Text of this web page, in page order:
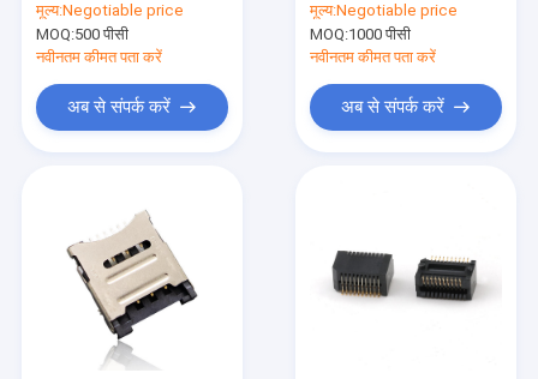
वीडियो
हमारे बारे में
संपर्क 4-60 पिन
मूल्य:Negotiable price
MOQ:500 पीसी
नवीनतम कीमत पता करें
अब से संपर्क करें
मूल्य:Negotiable price
MOQ:1000 पीसी
नवीनतम कीमत पता करें
अब से संपर्क करें